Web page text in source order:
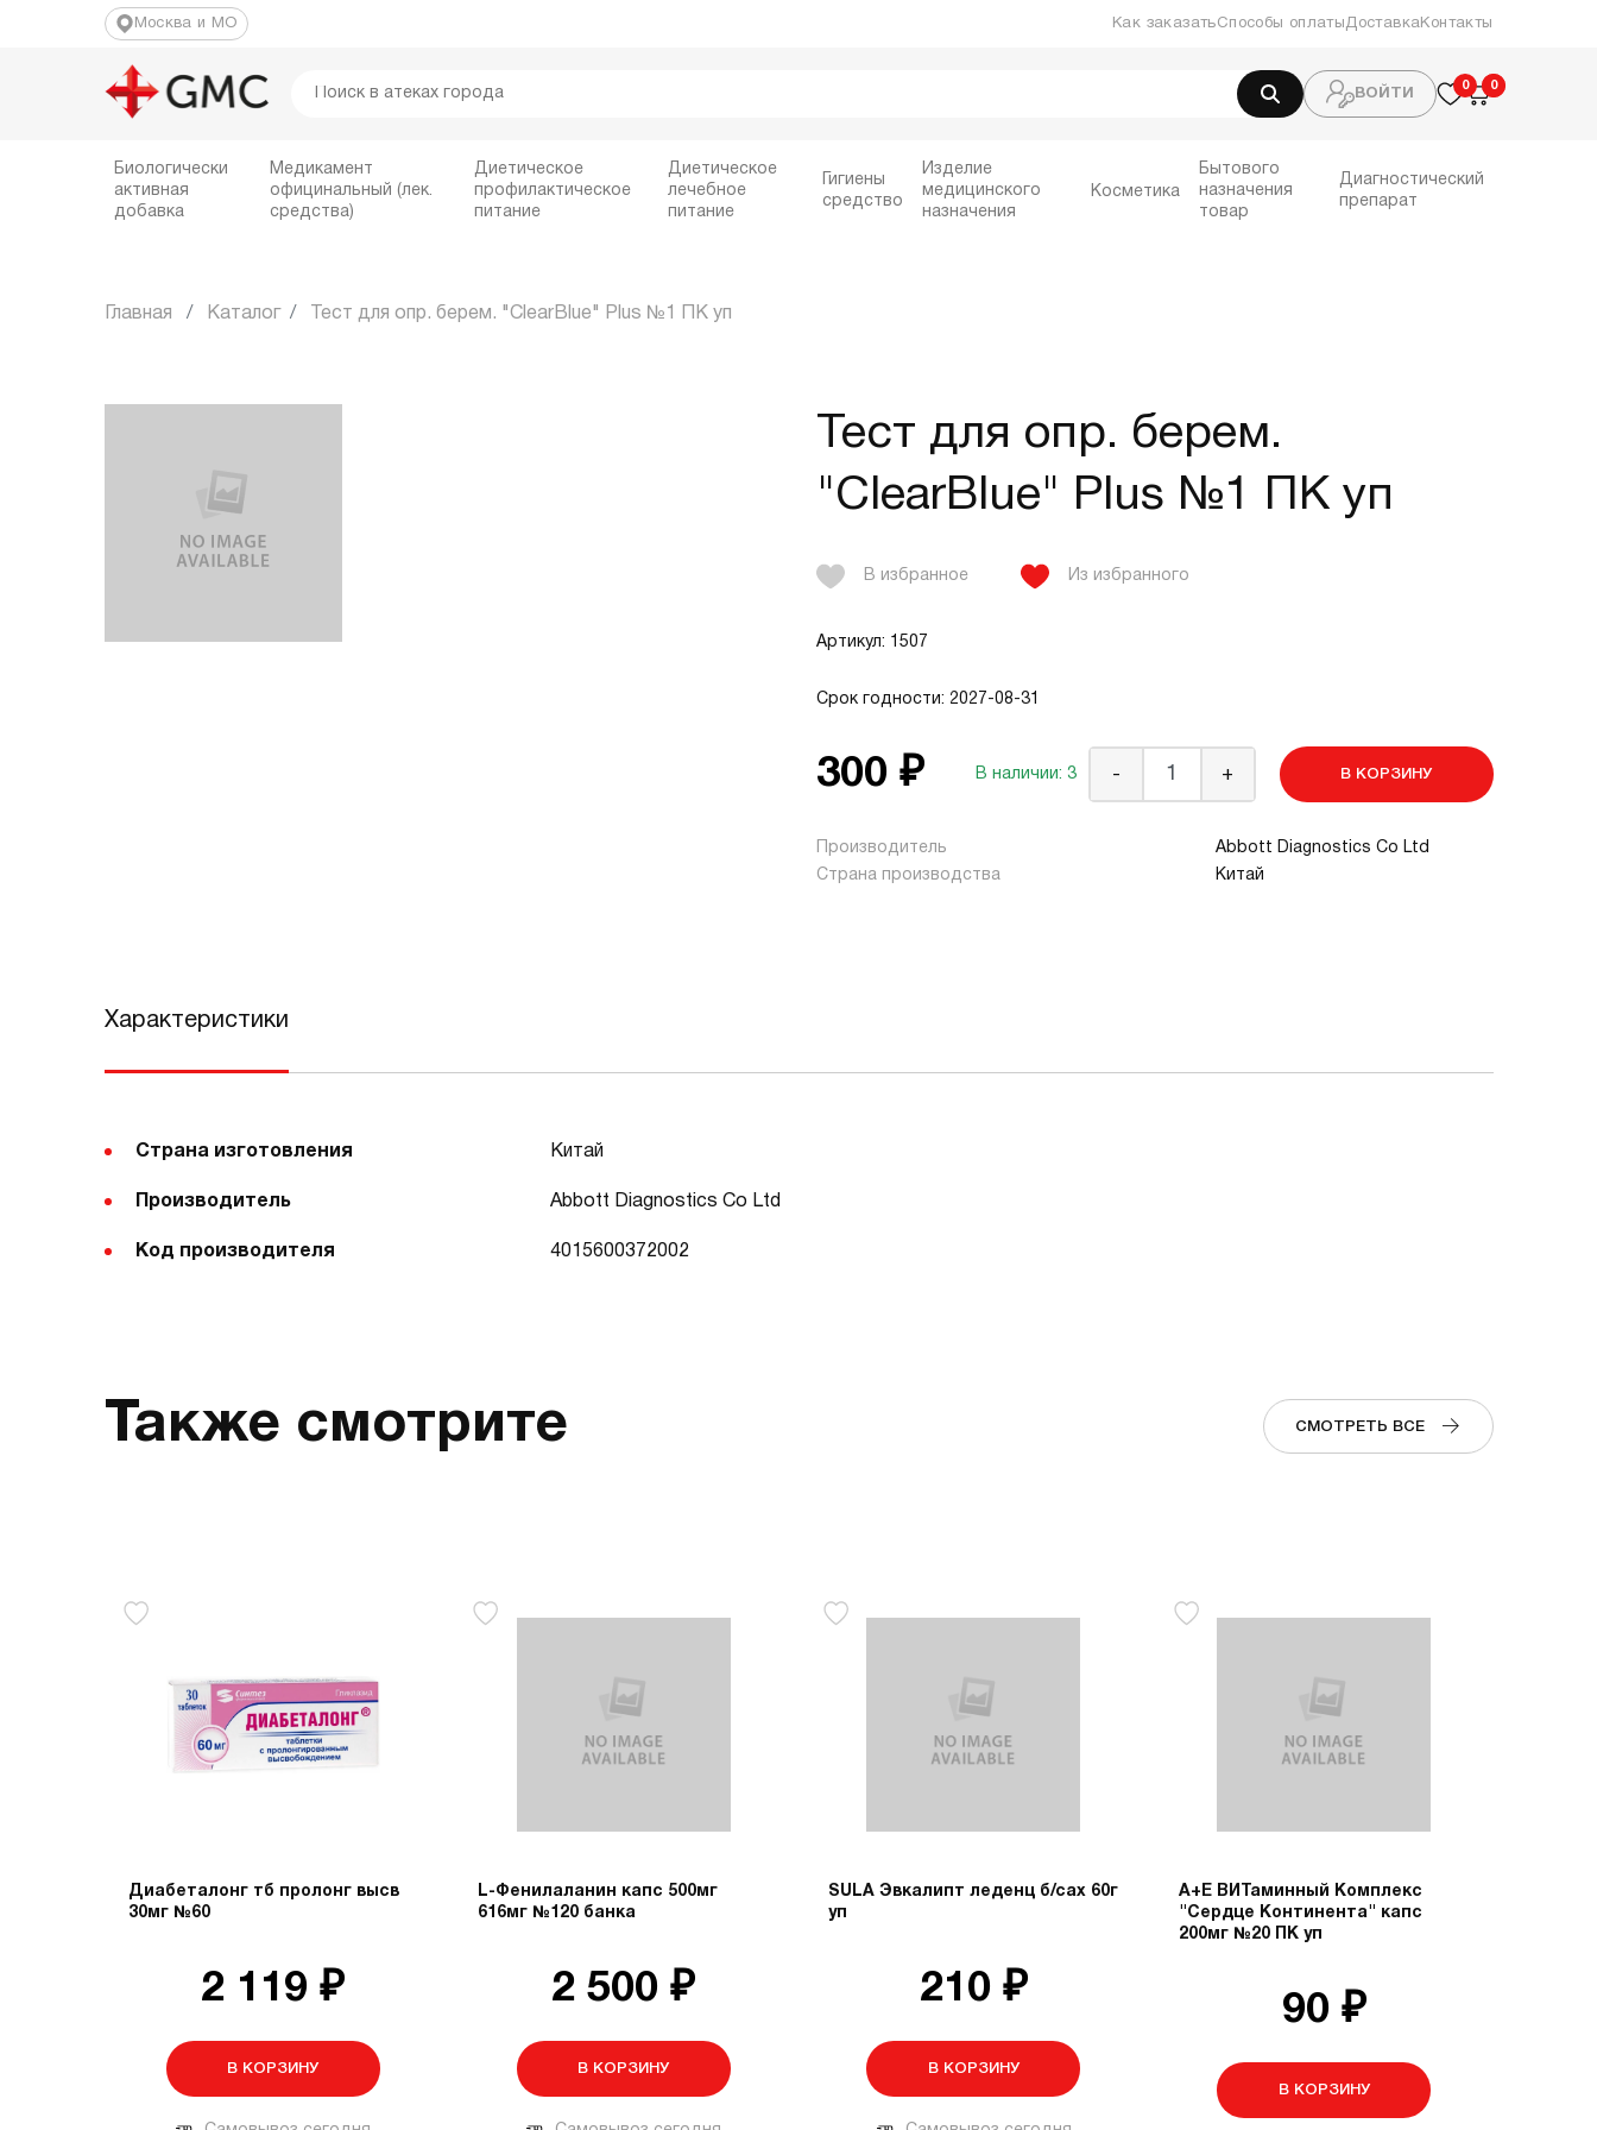
Москва и МО Как заказатьСпособы оплатыДоставкаКонтакты
ВОЙТИ
0 00
Биологически
активная
добавка
Медикамент
официнальный (лек.
средства)
Диетическое
профилактическое
питание
Диетическое
лечебное
питание
Гигиены
средство
Изделие
медицинского
назначения
Косметика
Бытового
назначения
товар
Диагностический
препарат
Главная Каталог Тест для опр. берем. "ClearBlue" Plus №1 ПК уп
Тест для опр. берем.
"ClearBlue" Plus №1 ПК уп
В избранное Из избранного
Артикул: 1507
Срок годности: 2027-08-31
300 ₽ В наличии: 3 - + В КОРЗИНУ
Производитель
Abbott Diagnostics Co Ltd
Страна производства
Китай
Характеристики
Страна изготовления Китай
Производитель Abbott Diagnostics Co Ltd
Код производителя 4015600372002
Также смотрите СМОТРЕТЬ ВСЕ
Диабеталонг тб пролонг высв
30мг №60
2 119 ₽
В КОРЗИНУ
L-Фенилаланин капс 500мг
616мг №120 банка
2 500 ₽
В КОРЗИНУ
SULA Эвкалипт леденц б/сах 60г
уп
210 ₽
В КОРЗИНУ
А+Е ВИТаминный Комплекс
"Сердце Континента" капс
200мг №20 ПК уп
90 ₽
В КОРЗИНУ